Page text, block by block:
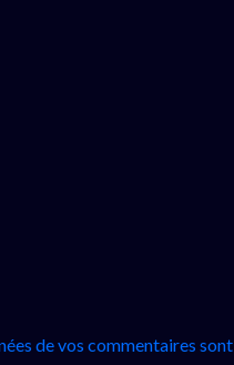
de vos commentaires sont